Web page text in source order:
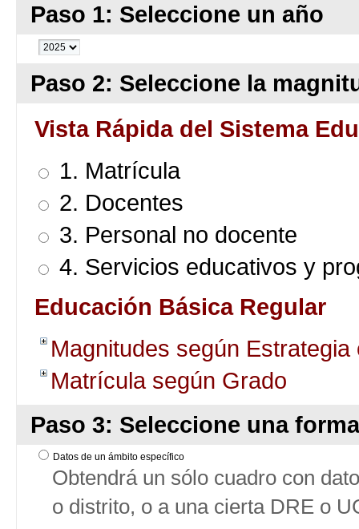
Paso 1: Seleccione un año
Paso 2: Seleccione la
Vista Rápida del Sistema
1. Matrícula
2. Docentes
3. Personal no docente
4. Servicios educativos y
Educación Básica Regular
Magnitudes según
Matrícula según Grado
Paso 3: Seleccione una
Datos de un ámbito específico
Obtendrá un sólo cuadro con
o distrito, o a una cierta DRE o